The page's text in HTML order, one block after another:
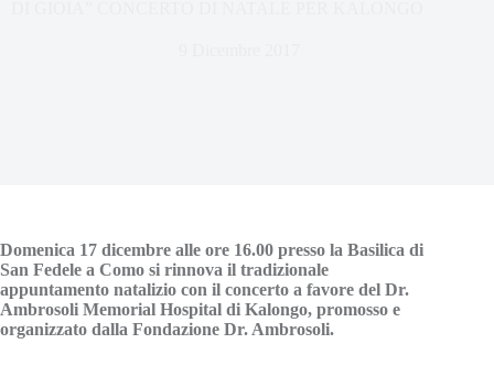
Domenica 17 dicembre alle ore 16.00 presso la Basilica di
San Fedele a Como si rinnova il tradizionale
appuntamento natalizio con il concerto a favore del Dr.
Ambrosoli Memorial Hospital di Kalongo, promosso e
organizzato dalla Fondazione Dr. Ambrosoli.